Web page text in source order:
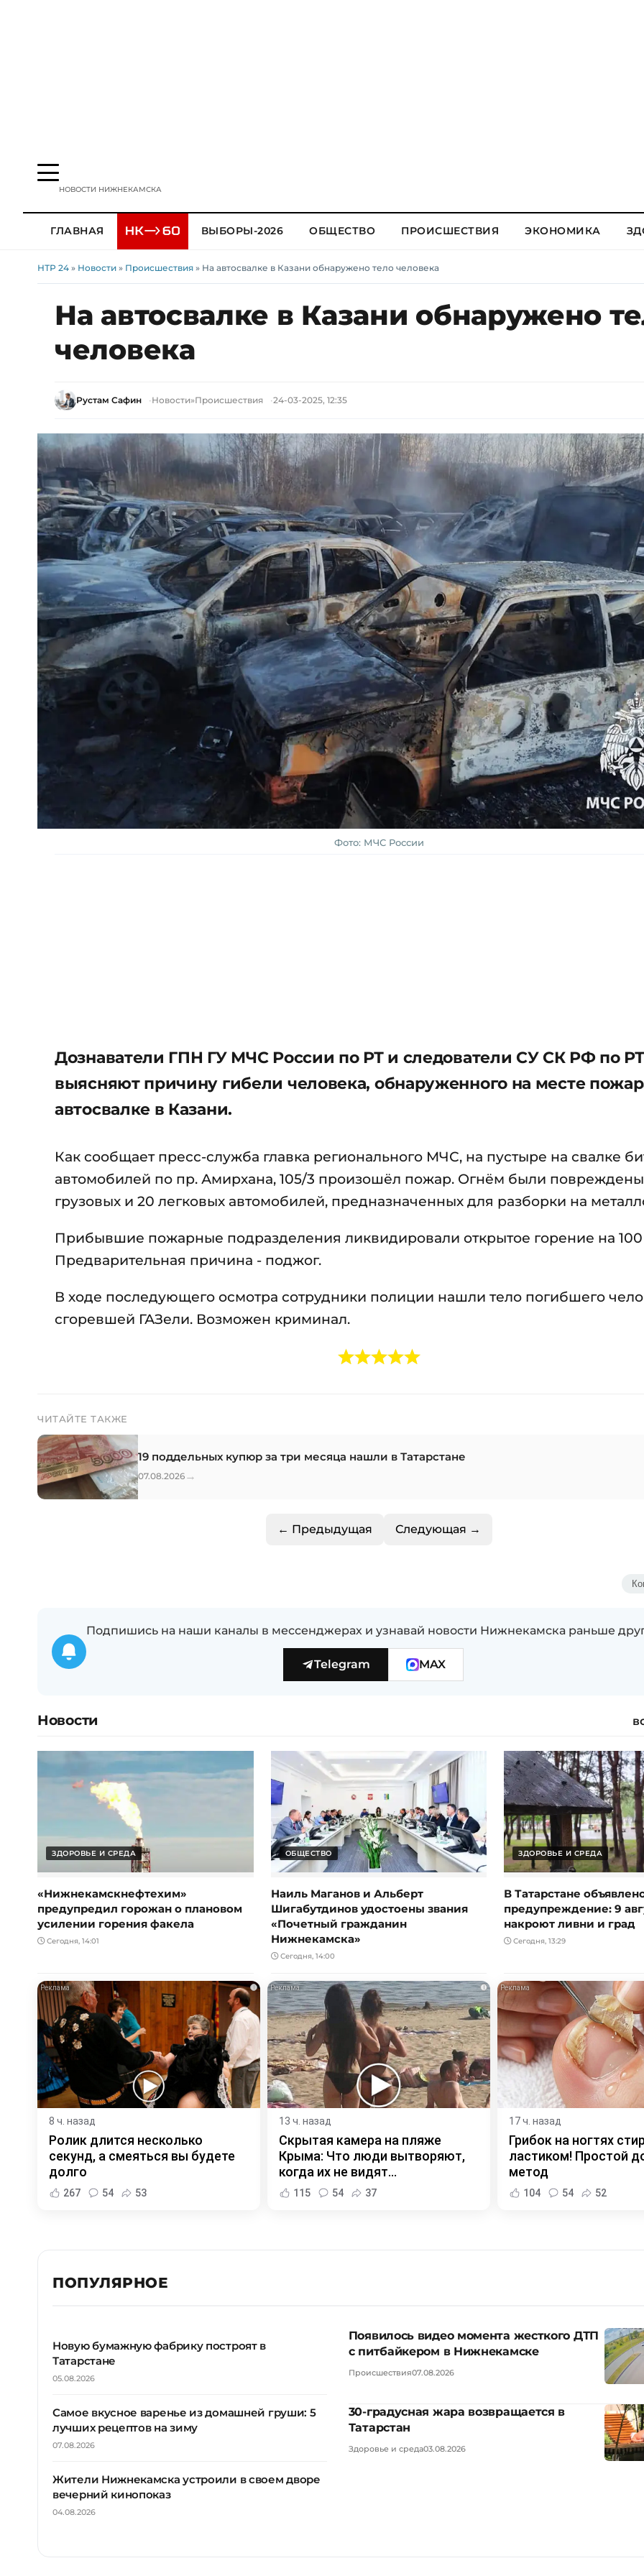
НОВОСТИ НИЖНЕКАМСКА
ГЛАВНАЯ ВЫБОРЫ-2026 ОБЩЕСТВО ПРОИСШЕСТВИЯ ЭКОНОМИКА
НТР 24 » Новости » Происшествия » На автосвалке в Казани обнаружено тело человека
На автосвалке в Казани обнаружено
человека
Рустам Сафин Новости»Происшествия 24-03-2025, 12:35
Фото: МЧС России
Дознаватели ГПН ГУ МЧС России по РТ и следователи СУ СК РФ по РТ
выясняют причину гибели человека, обнаруженного на месте
автосвалке в Казани.
Как сообщает пресс-служба главка регионального МЧС, на пустыре на свалке
автомобилей по пр. Амирхана, 105/3 произошёл пожар. Огнём были
грузовых и 20 легковых автомобилей, предназначенных для разборки на
Прибывшие пожарные подразделения ликвидировали открытое горение на 100
Предварительная причина - поджог.
В ходе последующего осмотра сотрудники полиции нашли тело погибшего
сгоревшей ГАЗели. Возможен криминал.
ЧИТАЙТЕ ТАКЖЕ
19 поддельных купюр за три месяца нашли в Татарстане
07.08.2026 →
← Предыдущая Следующая →
Подпишись на наши каналы в мессенджерах и узнавай новости Нижнекамска раньше
Telegram MAX
Новости
ЗДОРОВЬЕ И СРЕДА
«Нижнекамскнефтехим»
предупредил горожан о плановом
усилении горения факела
Сегодня, 14:01
ОБЩЕСТВО
Наиль Маганов и Альберт
Шигабутдинов удостоены звания
«Почетный гражданин
Нижнекамска»
Сегодня, 14:00
ЗДОРОВЬЕ И СРЕДА
В Татарстане
предупреждение: 9
накроют ливни и град
Сегодня, 13:29
i
8 ч. назад
Ролик длится несколько
секунд, а смеяться вы будете
долго
267 54 53
i
13 ч. назад
Скрытая камера на пляже
Крыма: Что люди вытворяют,
когда их не видят...
115 54 37
17 ч. назад
Грибок на ногтях
ластиком! Простой
метод
104 54 52
ПОПУЛЯРНОЕ
Новую бумажную фабрику построят в
Татарстане
05.08.2026
Самое вкусное варенье из домашней груши: 5
лучших рецептов на зиму
07.08.2026
Жители Нижнекамска устроили в своем дворе
вечерний кинопоказ
04.08.2026
Появилось видео момента жесткого ДТП
с питбайкером в Нижнекамске
Происшествия07.08.2026
30-градусная жара возвращается в
Татарстан
Здоровье и среда03.08.2026